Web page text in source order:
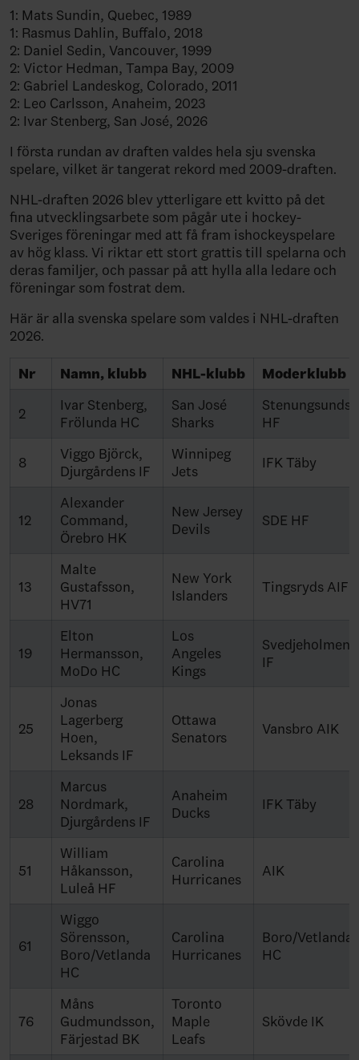
1: Mats Sundin, Quebec, 1989
1: Rasmus Dahlin, Buffalo, 2018
2: Daniel Sedin, Vancouver, 1999
2: Victor Hedman, Tampa Bay, 2009
2: Gabriel Landeskog, Colorado, 2011
2: Leo Carlsson, Anaheim, 2023
2: Ivar Stenberg, San José, 2026
I första rundan av draften valdes hela sju svenska
spelare, vilket är tangerat rekord med 2009-draften.
NHL-draften 2026 blev ytterligare ett kvitto på det
fina utvecklingsarbete som pågår ute i hockey-
Sveriges föreningar med att få fram ishockeyspelare
av hög klass. Vi riktar ett stort grattis till spelarna och
deras familjer, och passar på att hylla alla ledare och
föreningar som fostrat dem.
Här är alla svenska spelare som valdes i NHL-draften
2026.
Nr Namn, klubb NHL-klubb Moderklubb
2
Ivar Stenberg,
Frölunda HC
San José
Sharks
Stenungsunds
HF
8
Viggo Björck,
Djurgårdens IF
Winnipeg
Jets
IFK Täby
12
Alexander
Command,
Örebro HK
New Jersey
Devils
SDE HF
13
Malte
Gustafsson,
HV71
New York
Islanders
Tingsryds AIF
19
Elton
Hermansson,
MoDo HC
Los
Angeles
Kings
Svedjeholmens
IF
25
Jonas
Lagerberg
Hoen,
Leksands IF
Ottawa
Senators
Vansbro AIK
28
Marcus
Nordmark,
Djurgårdens IF
Anaheim
Ducks
IFK Täby
51
William
Håkansson,
Luleå HF
Carolina
Hurricanes
AIK
61
Wiggo
Sörensson,
Boro/Vetlanda
HC
Carolina
Hurricanes
Boro/Vetlanda
HC
76
Måns
Gudmundsson,
Färjestad BK
Toronto
Maple
Leafs
Skövde IK